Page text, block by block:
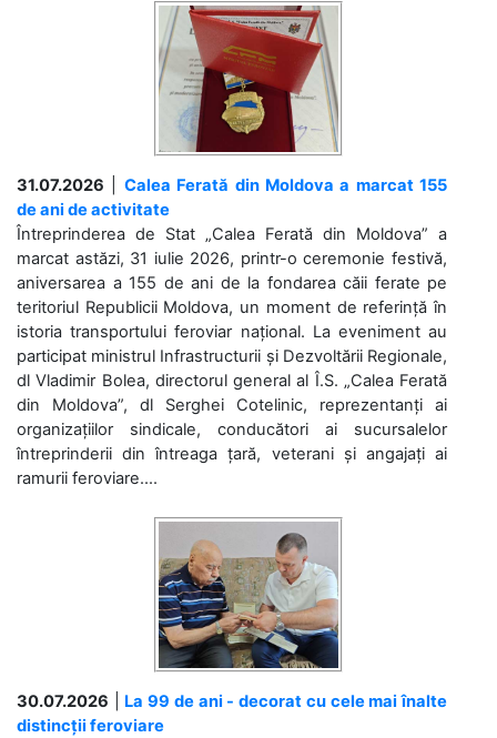
31.07.2026
Calea Ferată din Moldova a marcat 155
de ani de activitate
Întreprinderea de Stat „Calea Ferată din Moldova” a
marcat astăzi, 31 iulie 2026, printr-o ceremonie festivă,
aniversarea a 155 de ani de la fondarea căii ferate pe
teritoriul Republicii Moldova, un moment de referință în
istoria transportului feroviar național. La eveniment au
participat ministrul Infrastructurii și Dezvoltării Regionale,
dl Vladimir Bolea, directorul general al Î.S. „Calea Ferată
din Moldova”, dl Serghei Cotelinic, reprezentanți ai
organizațiilor sindicale, conducători ai sucursalelor
întreprinderii din întreaga țară, veterani și angajați ai
ramurii feroviare....
30.07.2026
La 99 de ani - decorat cu cele mai înalte
distincții feroviare